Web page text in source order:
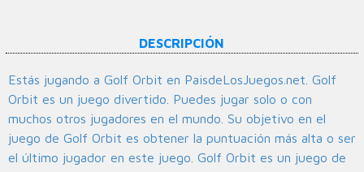
DESCRIPCIÓN
Estás jugando a Golf Orbit en PaisdeLosJuegos.net. Golf
Orbit es un juego divertido. Puedes jugar solo o con
muchos otros jugadores en el mundo. Su objetivo en el
juego de Golf Orbit es obtener la puntuación más alta o ser
el último jugador en este juego. Golf Orbit es un juego de